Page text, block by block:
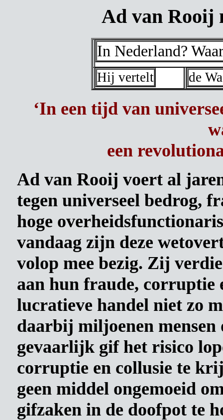
Ad van Rooij
In Nederland?
Hij vertelt de
‘In een tijd van
een
Ad van Rooij voert al
tegen universeel bedrog,
hoge
vandaag zijn deze
volop mee bezig. Zij
aan hun fraude, corruptie
lucratieve handel niet zo
daarbij miljoenen mensen
gevaarlijk gif het risico
corruptie en collusie te
geen middel ongemoeid
gifzaken in de doofpot te